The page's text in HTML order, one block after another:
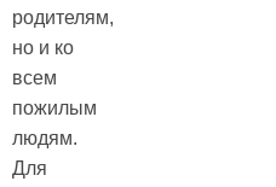
родителям,
но и ко
всем
пожилым
людям.
Для